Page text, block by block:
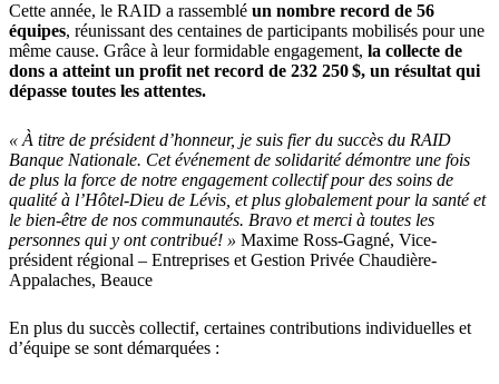
Cette année, le RAID a rassemblé un nombre record de 56
équipes, réunissant des centaines de participants mobilisés pour une
même cause. Grâce à leur formidable engagement, la collecte de
dons a atteint un profit net record de 232 250 $, un résultat qui
dépasse toutes les attentes.
« À titre de président d’honneur, je suis fier du succès du RAID
Banque Nationale. Cet événement de solidarité démontre une fois
de plus la force de notre engagement collectif pour des soins de
qualité à l’Hôtel-Dieu de Lévis, et plus globalement pour la santé et
le bien-être de nos communautés. Bravo et merci à toutes les
personnes qui y ont contribué! » Maxime Ross-Gagné, Vice-
président régional – Entreprises et Gestion Privée Chaudière-
Appalaches, Beauce
En plus du succès collectif, certaines contributions individuelles et
d’équipe se sont démarquées :